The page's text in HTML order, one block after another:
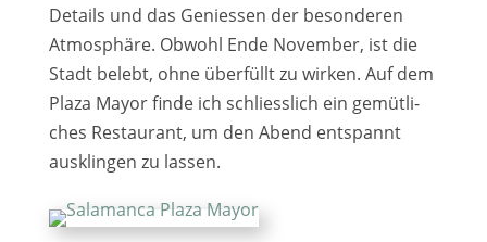
Details und das Geniessen der beson­de­ren
Atmosphäre. Obwohl Ende November, ist die
Stadt belebt, ohne über­füllt zu wir­ken. Auf dem
Plaza Mayor fin­de ich schliess­lich ein gemüt­li­
ches Restaurant, um den Abend ent­spannt
aus­klin­gen zu las­sen.